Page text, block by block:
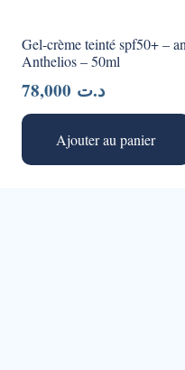
Gel-crème teinté spf50+ –
Anthelios – 50ml
د.ت
Ajouter au panier